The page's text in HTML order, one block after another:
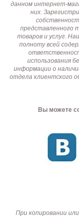
данном интернет-
них.
представленного
товаров и услуг.
полноту всей
использования
информации о
отдела клиентского
Вы можете
При копировании